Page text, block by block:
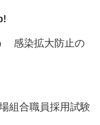
感染拡大防止の
組合職員採用試験